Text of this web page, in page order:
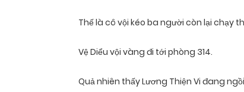
Thế là cô vội kéo ba người còn lại chạy
Vệ Diểu vội vàng đi tới phòng 314.
Quả nhiên thấy Lương Thiện Vi đang